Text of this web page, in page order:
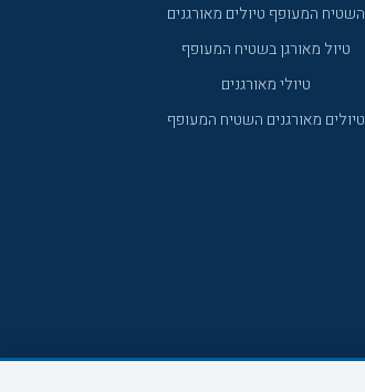
השטיח המעופף טיולים מאורגנים
טיול מאורגן בשטיח המעופף
טיולי מאורגנים
טיולים מאורגנים השטיח המעופף